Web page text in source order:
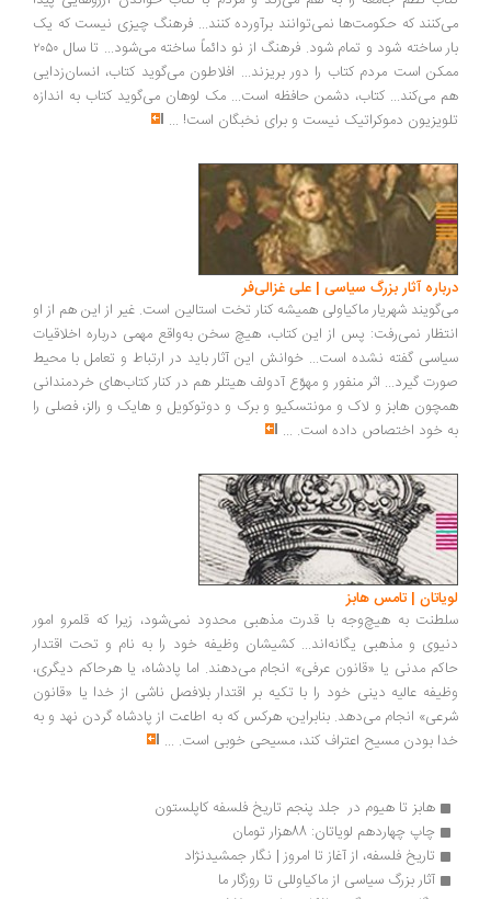
می‌کنند که حکومت‌ها نمی‌توانند برآورده کنند... فرهنگ چیزی نیست که یک
بار ساخته شود و تمام شود. فرهنگ از نو دائماً ساخته می‌شود... تا سال ۲۰۵۰
ممکن است مردم کتاب را دور بریزند... افلاطون می‌گوید کتاب، انسان‌زدایی
هم می‌کند... کتاب، دشمن حافظه است... مک لوهان می‌گوید کتاب به اندازه
تلویزیون دموکراتیک نیست و برای نخبگان است! ...
درباره آثار بزرگ سیاسی | علی غزالی‌فر
می‌گویند شهریار ماکیاولی همیشه کنار تخت استالین است. غیر از این هم از او
انتظار نمی‌رفت: پس از این کتاب، هیچ سخن به‌واقع مهمی درباره اخلاقیات
سیاسی گفته نشده است... خوانش این آثار باید در ارتباط و تعامل با محیط
صورت گیرد... اثر منفور و مهوّع آدولف هیتلر هم در کنار کتاب‌های خردمندانی
همچون هابز و لاک و مونتسکیو و برک و دوتوکویل و هایک و رالز، فصلی را
به خود اختصاص داده است. ...
لویاتان | تامس هابز
سلطنت به هیچ‌وجه با قدرت مذهبی محدود نمی‌شود، زیرا که قلمرو امور
دنیوی و مذهبی یگانه‌اند... کشیشان وظیفه خود را به نام و تحت اقتدار
حاکم مدنی یا «قانون عرفی» انجام می‌دهند. اما پادشاه، یا هرحاکم دیگری،
وظیفه عالیه دینی خود را با تکیه بر اقتدار بلافصل ناشی از خدا یا «قانون
شرعی» انجام می‌دهد. بنابراین، هرکس که به اطاعت از پادشاه گردن نهد و به
خدا بودن مسیح اعتراف کند، مسیحی خوبی است. ...
هابز تا هیوم در  جلد پنجم تاریخ فلسفه کاپلستون
چاپ چهاردهم لویاتان: 88هزار تومان
تاریخ فلسفه، از آغاز تا امروز | نگار جمشیدنژاد
آثار بزرگ سیاسی از ماکیاوللی تا روزگار ما